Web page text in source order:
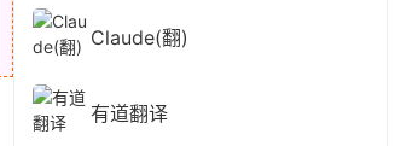
Claude(翻)
有道翻译